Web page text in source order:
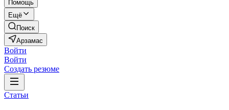
Помощь
Ещё
Поиск
Арзамас
Войти
Войти
Создать резюме
Статьи